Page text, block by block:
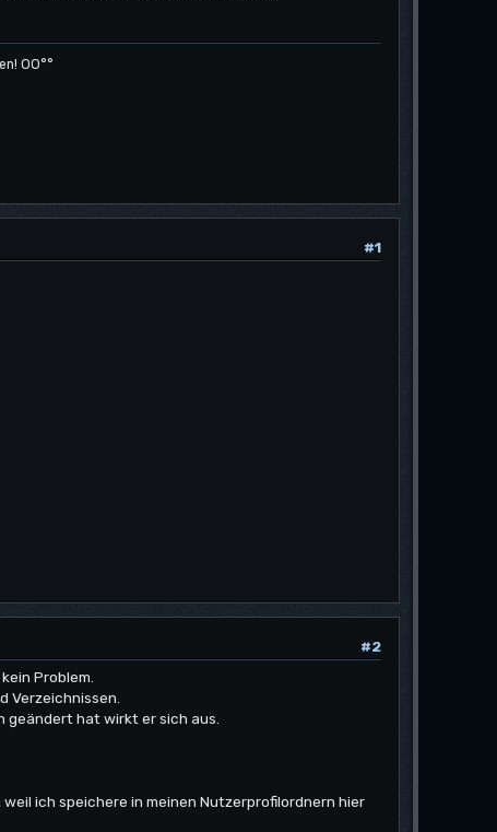
OO°°
#1
#2
Problem.
Verzeichnissen.
geändert hat wirkt er sich aus.
ich speichere in meinen Nutzerprofilordnern hier